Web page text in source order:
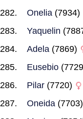
Onelia (7934)
Yaquelin
Adela (7869)
Eusebio
Pilar (7720)
Oneida (7703)